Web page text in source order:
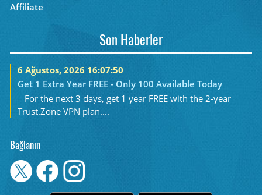
Affiliate
Son Haberler
6 Ağustos, 2026 16:07:50
Get 1 Extra Year FREE - Only 100 Available Today
For the next 3 days, get 1 year FREE with the 2-year
Trust.Zone VPN plan....
Bağlanın